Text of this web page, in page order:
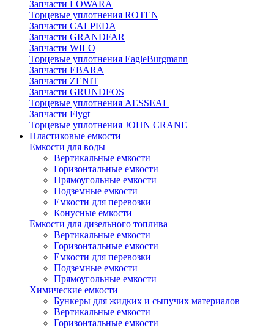
Запчасти LOWARA
Торцевые уплотнения ROTEN
Запчасти CALPEDA
Запчасти GRANDFAR
Запчасти WILO
Торцевые уплотнения EagleBurgmann
Запчасти EBARA
Запчасти ZENIT
Запчасти GRUNDFOS
Торцевые уплотнения AESSEAL
Запчасти Flygt
Торцевые уплотнения JOHN CRANE
Пластиковые емкости
Емкости для воды
Вертикальные емкости
Горизонтальные емкости
Прямоугольные емкости
Подземные емкости
Емкости для перевозки
Конусные емкости
Емкости для дизельного топлива
Вертикальные емкости
Горизонтальные емкости
Емкости для перевозки
Подземные емкости
Прямоугольные емкости
Химические емкости
Бункеры для жидких и сыпучих материалов
Вертикальные емкости
Горизонтальные емкости